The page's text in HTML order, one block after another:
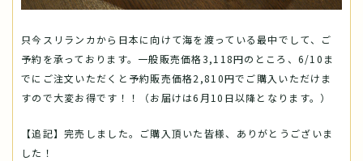
只今スリランカから日本に向けて海を渡っている最中でして、ご
予約を承っております。一般販売価格3,118円のところ、6/10ま
でにご注文いただくと予約販売価格2,810円でご購入いただけま
すので大変お得です！！（お届けは6月10日以降となります。）
【追記】完売しました。ご購入頂いた皆様、ありがとうございま
した！